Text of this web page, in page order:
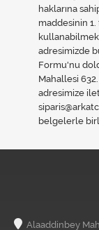
haklarına
maddesinin 1.
adresimizde
Formu'nu
Mahallesi
adresimize
belgelerle
Alaaddinbey